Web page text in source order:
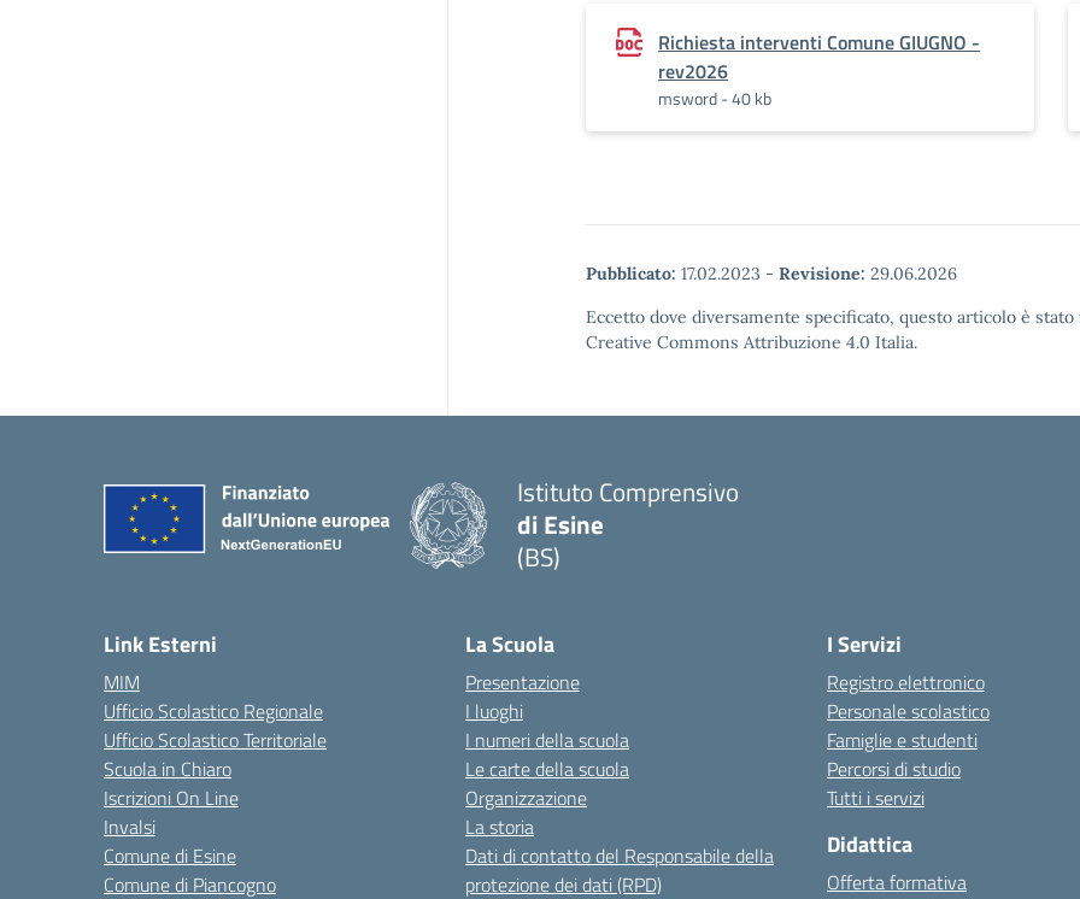
Richiesta interventi Comune GIUGNO -
rev2026
msword - 40 kb
Pubblicato: 17.02.2023 - Revisione: 29.06.2026
Eccetto dove diversamente specificato, questo articolo è
Creative Commons Attribuzione 4.0 Italia.
Istituto Comprensivo
di Esine
(BS)
Link Esterni
MIM
Ufficio Scolastico Regionale
Ufficio Scolastico Territoriale
Scuola in Chiaro
Iscrizioni On Line
Invalsi
Comune di Esine
Comune di Piancogno
La Scuola
Presentazione
I luoghi
I numeri della scuola
Le carte della scuola
Organizzazione
La storia
Dati di contatto del Responsabile della
protezione dei dati (RPD)
I Servizi
Registro elettronico
Personale scolastico
Famiglie e studenti
Percorsi di studio
Tutti i servizi
Didattica
Offerta formativa